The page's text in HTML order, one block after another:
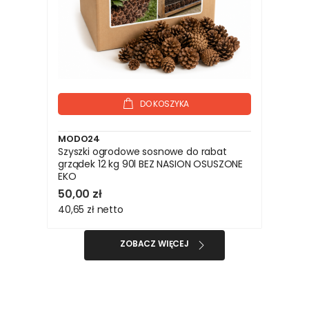
DO KOSZYKA
MODO24
Szyszki ogrodowe sosnowe do rabat
grządek 12 kg 90l BEZ NASION OSUSZONE
EKO
50,00 zł
40,65 zł netto
ZOBACZ WIĘCEJ